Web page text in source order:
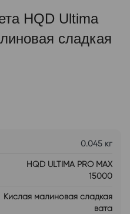
HQD Ultima
сладкая
0.045 кг
HQD ULTIMA PRO MAX
15000
Кислая малиновая сладкая
вата